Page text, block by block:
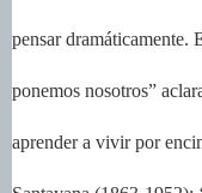
pensar dramáticamente.
ponemos nosotros”
aprender a vivir por